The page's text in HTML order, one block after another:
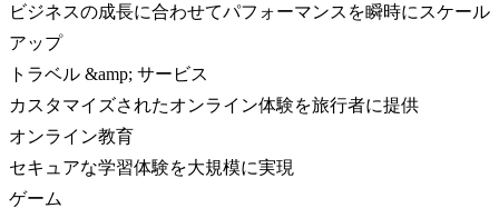
ビジネスの成長に合わせてパフォーマンスを瞬時にスケール
アップ
トラベル &amp; サービス
カスタマイズされたオンライン体験を旅行者に提供
オンライン教育
セキュアな学習体験を大規模に実現
ゲーム